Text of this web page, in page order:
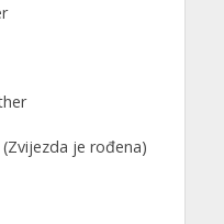
(Zvijezda je rođena)